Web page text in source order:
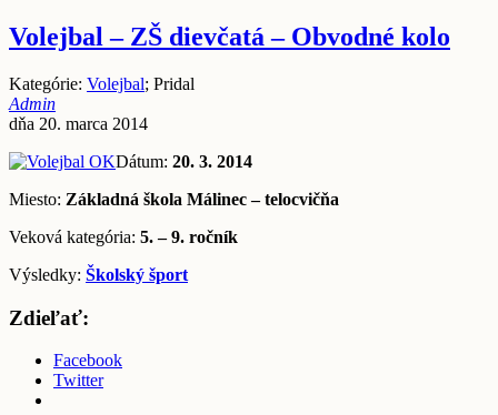
Volejbal – ZŠ dievčatá – Obvodné kolo
Kategórie: Volejbal; Pridal
Admin
dňa 20. marca 2014
Dátum: 20. 3. 2014
Miesto: Základná škola Málinec – telocvičňa
Veková kategória: 5. – 9. ročník
Výsledky: Školský šport
Zdieľať:
Facebook
Twitter